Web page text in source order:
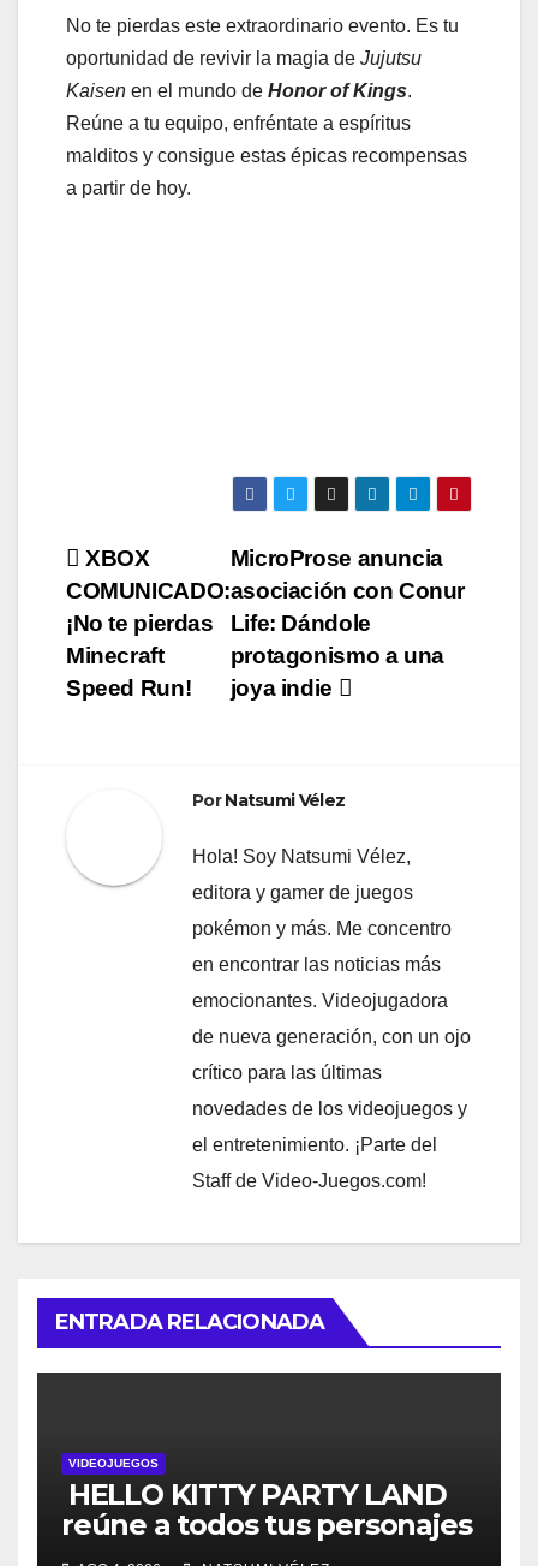
No te pierdas este extraordinario evento. Es tu
oportunidad de revivir la magia de Jujutsu
Kaisen en el mundo de Honor of Kings.
Reúne a tu equipo, enfréntate a espíritus
malditos y consigue estas épicas recompensas
a partir de hoy.
Navegación
de
entradas
MicroProse anuncia
asociación con Conur
Life: Dándole
protagonismo a una
joya indie
XBOX
COMUNICADO:
¡No te pierdas
Minecraft
Speed Run!
PorNatsumi Vélez
Hola! Soy Natsumi Vélez,
editora y gamer de juegos
pokémon y más. Me concentro
en encontrar las noticias más
emocionantes. Videojugadora
de nueva generación, con un ojo
crítico para las últimas
novedades de los videojuegos y
el entretenimiento. ¡Parte del
Staff de Video-Juegos.com!
ENTRADA RELACIONADA
VIDEOJUEGOS
HELLO KITTY PARTY LAND
reúne a todos tus personajes
favoritos en un solo lugar; ya